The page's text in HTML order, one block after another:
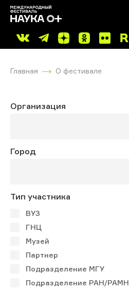
Главная О фестивале
Организация
Город
Тип участника
ВУЗ
ГНЦ
Музей
Партнер
Подразделение МГУ
Подразделение РАН/РАМН